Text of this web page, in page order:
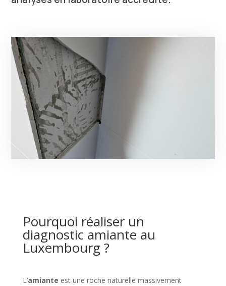
Pourquoi réaliser un
diagnostic amiante au
Luxembourg ?
L’amiante est une roche naturelle massivement